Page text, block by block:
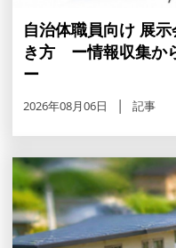
自治体職員向け 展
き方 ー情報収集か
ー
2026年08月06日 記事